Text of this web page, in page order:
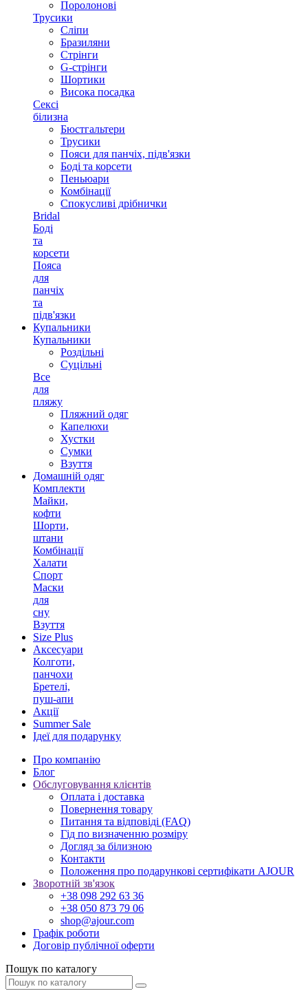
Поролонові
Трусики
Сліпи
Бразиляни
Стрінги
G-стрінги
Шортики
Висока посадка
Сексі
білизна
Бюстгальтери
Трусики
Пояси для панчіх, підв'язки
Боді та корсети
Пеньюари
Комбінації
Спокусливі дрібнички
Bridal
Боді
та
корсети
Пояса
для
панчіх
та
підв'язки
Купальники
Купальники
Роздільні
Суцільні
Все
для
пляжу
Пляжний одяг
Капелюхи
Хустки
Сумки
Взуття
Домашній одяг
Комплекти
Майки,
кофти
Шорти,
штани
Комбінації
Халати
Спорт
Маски
для
сну
Взуття
Size Plus
Аксесуари
Колготи,
панчохи
Бретелі,
пуш-апи
Акції
Summer Sale
Ідеї для подарунку
Про компанію
Блог
Обслуговування клієнтів
Оплата і доставка
Повернення товару
Питання та відповіді (FAQ)
Гід по визначенню розміру
Догляд за білизною
Контакти
Положення про подарункові сертифікати AJOUR
Зворотній зв'язок
+38 098 292 63 36
+38 050 873 79 06
shop@ajour.com
Графік роботи
Договір публічної оферти
Пошук по каталогу